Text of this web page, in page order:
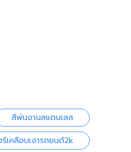
สีพ่นงานสแตนเลส
ร์เคลือบเงารถยนต์2k